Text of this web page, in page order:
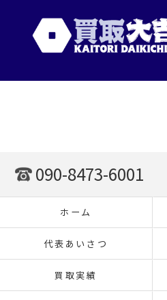
090-8473-6001
ホーム
代表あいさつ
買取実績